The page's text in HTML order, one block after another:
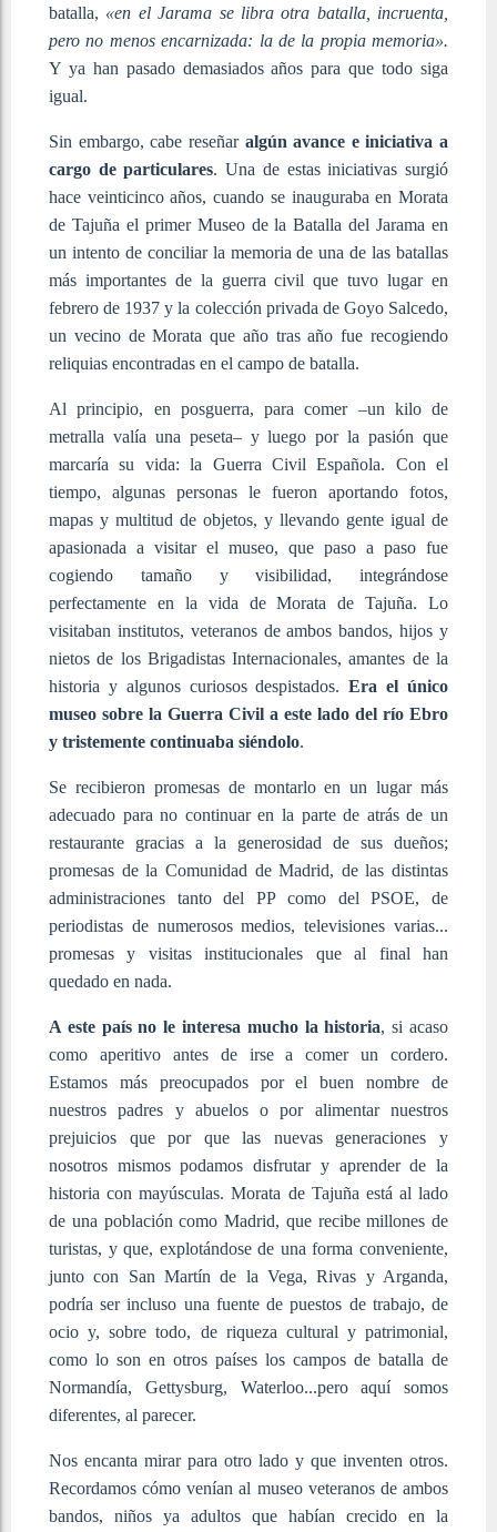
batalla, «en el Jarama se libra otra batalla, incruenta,
pero no menos encarnizada: la de la propia memoria».
Y ya han pasado demasiados años para que todo siga
igual.
Sin embargo, cabe reseñar algún avance e iniciativa a
cargo de particulares.Una de estas iniciativas surgió
hace veinticinco años, cuando se inauguraba en Morata
de Tajuña el primer Museo de la Batalla del Jarama en
un intento de conciliar la memoria de una de las batallas
más importantes de la guerra civil que tuvo lugar en
febrero de 1937 y la colección privada de Goyo Salcedo,
un vecino de Morata que año tras año fue recogiendo
reliquias encontradas en el campo de batalla.
Al principio, en posguerra, para comer –un kilo de
metralla valía una peseta– y luego por la pasión que
marcaría su vida: la Guerra Civil Española. Con el
tiempo, algunas personas le fueron aportando fotos,
mapas y multitud de objetos, y llevando gente igual de
apasionada a visitar el museo, que paso a paso fue
cogiendo tamaño y visibilidad, integrándose
perfectamente en la vida de Morata de Tajuña. Lo
visitaban institutos, veteranos de ambos bandos, hijos y
nietos de los Brigadistas Internacionales, amantes de la
historia y algunos curiosos despistados.Era el único
museo sobre la Guerra Civil a este lado del río Ebro
y tristemente continuaba siéndolo.
Se recibieron promesas de montarlo en un lugar más
adecuado para no continuar en la parte de atrás de un
restaurante gracias a la generosidad de sus dueños;
promesas de la Comunidad de Madrid, de las distintas
administraciones tanto del PP como del PSOE, de
periodistas de numerosos medios, televisiones varias...
promesas y visitas institucionales que al final han
quedado en nada.
A este país no le interesa mucho la historia, si acaso
como aperitivo antes de irse a comer un cordero.
Estamos más preocupados por el buen nombre de
nuestros padres y abuelos o por alimentar nuestros
prejuicios que por que las nuevas generaciones y
nosotros mismos podamos disfrutar y aprender de la
historia con mayúsculas. Morata de Tajuña está al lado
de una población como Madrid, que recibe millones de
turistas, y que, explotándose de una forma conveniente,
junto con San Martín de la Vega, Rivas y Arganda,
podría ser incluso una fuente de puestos de trabajo, de
ocio y, sobre todo, de riqueza cultural y patrimonial,
como lo son en otros países los campos de batalla de
Normandía, Gettysburg, Waterloo...pero aquí somos
diferentes, al parecer.
Nos encanta mirar para otro lado y que inventen otros.
Recordamos cómo venían al museo veteranos de ambos
bandos, niños ya adultos que habían crecido en la